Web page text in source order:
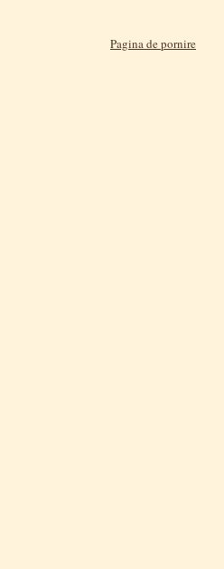
Pagina de pornire